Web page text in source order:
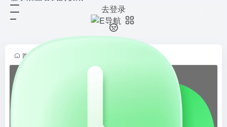
去登录
首页
集用户便捷观看、个性化推荐、互动
分享以及创作者内容管理等功能于一